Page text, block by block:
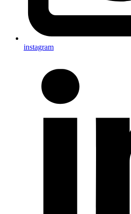
instagram